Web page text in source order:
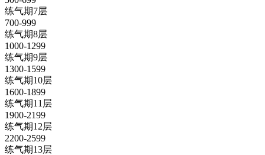
练气期7层
700-999
练气期8层
1000-1299
练气期9层
1300-1599
练气期10层
1600-1899
练气期11层
1900-2199
练气期12层
2200-2599
练气期13层